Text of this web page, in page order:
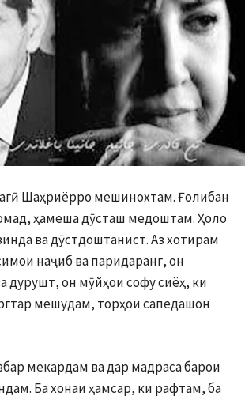
Шаҳриёрро мешинохтам. Ғолибан
ҳамеша дӯсташ медоштам. Ҳоло
ва дӯстдоштанист. Аз хотирам
наҷиб ва паридаранг, он
дурушт, он мӯйҳои софу сиёҳ, ки
мешудам, торҳои сапедашон
мекардам ва дар мадраса барои
Ба хонаи ҳамсар, ки рафтам, ба